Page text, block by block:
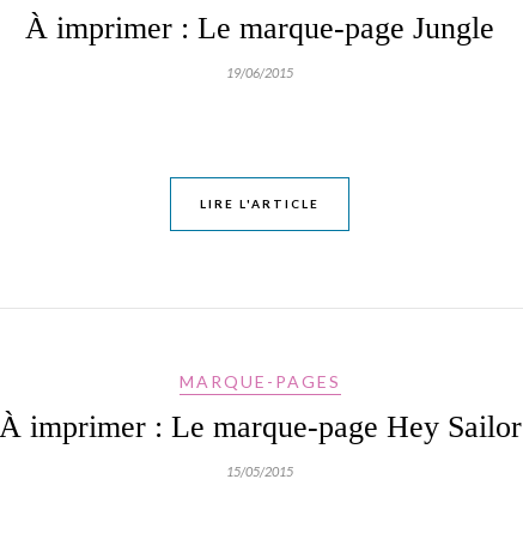
À imprimer : Le marque-page Jungle
19/06/2015
LIRE L'ARTICLE
MARQUE-PAGES
À imprimer : Le marque-page Hey Sailor
15/05/2015